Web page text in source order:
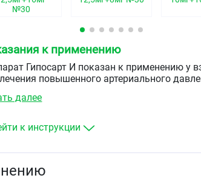
№30
к применению
Гипосарт И показан к применению у
повышенного артериального
в монотерапии отдельными
далее
к инструкции